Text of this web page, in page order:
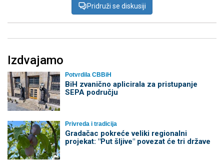
Pridruži se diskusiji
Izdvajamo
Potvrdila CBBiH
BiH zvanično aplicirala za pristupanje
SEPA području
Privreda i tradicija
Gradačac pokreće veliki regionalni
projekat: "Put šljive" povezat će tri države